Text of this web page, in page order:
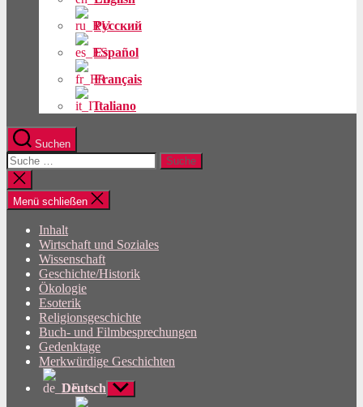
Русский
Español
Français
Italiano
Suchen
Suche
nach:
Suche
schließen
Menü schließen
Inhalt
Wirtschaft und Soziales
Wissenschaft
Geschichte/Historik
Ökologie
Esoterik
Religionsgeschichte
Buch- und Filmbesprechungen
Gedenktage
Merkwürdige Geschichten
Deutsch Untermenü
anzeigen